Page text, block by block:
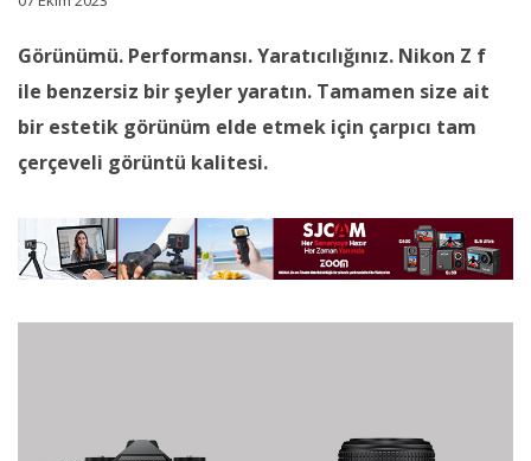
Görünümü. Performansı. Yaratıcılığınız. Nikon Z f
ile benzersiz bir şeyler yaratın. Tamamen size ait
bir estetik görünüm elde etmek için çarpıcı tam
çerçeveli görüntü kalitesi.